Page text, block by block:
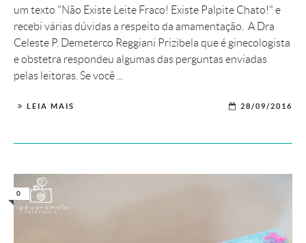
um texto "Não Existe Leite Fraco! Existe Palpite Chato!" e
recebi várias dúvidas a respeito da amamentação. A Dra
Celeste P. Demeterco Reggiani Prizibela que é ginecologista
e obstetra respondeu algumas das perguntas enviadas
pelas leitoras. Se você ...
LEIA MAIS 28/09/2016
0